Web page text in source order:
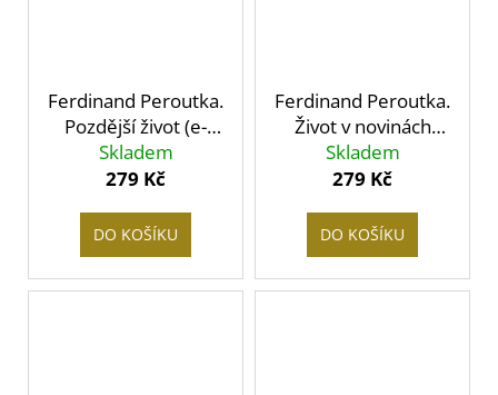
Ferdinand Peroutka.
Pozdější život (e-
kniha)
Skladem
279 Kč
DO KOŠÍKU
Ferdinand Peroutka.
Život v novinách
1895-1938 (e-kniha)
Skladem
279 Kč
DO KOŠÍKU